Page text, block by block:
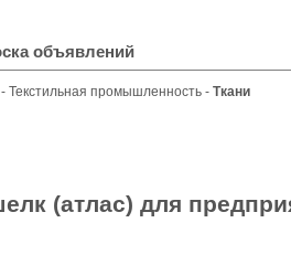
объявлений
- Текстильная промышленность - Ткани
(атлас) для